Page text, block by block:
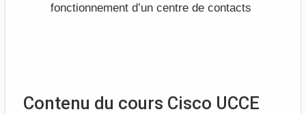
fonctionnement d’un centre de contacts
Contenu du cours Cisco UCCE